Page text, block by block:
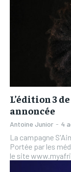
L’édition 3
annoncée
Antoine Junior - 4
La campagne
Portée par les
le site